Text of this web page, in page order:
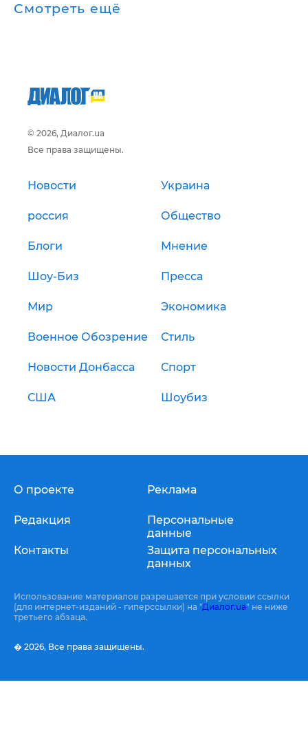
Смотреть ещё
© 2026, Диалог.ua
Все права защищены.
Новости Украина
россия Общество
Блоги Мнение
Шоу-Биз Пресса
Мир Экономика
Военное Обозрение Стиль
Новости Донбасса Спорт
США Шоубиз
О проекте
Редакция
Контакты
Реклама
Персональные
данные
Защита персональных
данных
Использование материалов разрешается при условии ссылки
(для интернет-изданий - гиперссылки) на "Диалог.ua" не ниже
третьего абзаца.
� 2026, Все права защищены.